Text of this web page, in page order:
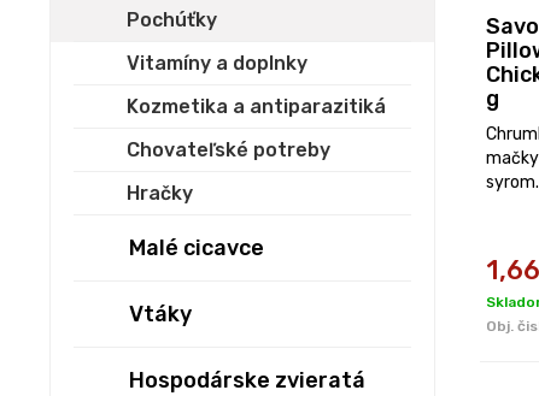
g
1,66
Obj.
Pochúťky
Vitamíny a doplnky
Kozmetika a antiparazitiká
Chovateľské potreby
Hračky
Malé cicavce
Vtáky
Hospodárske zvieratá